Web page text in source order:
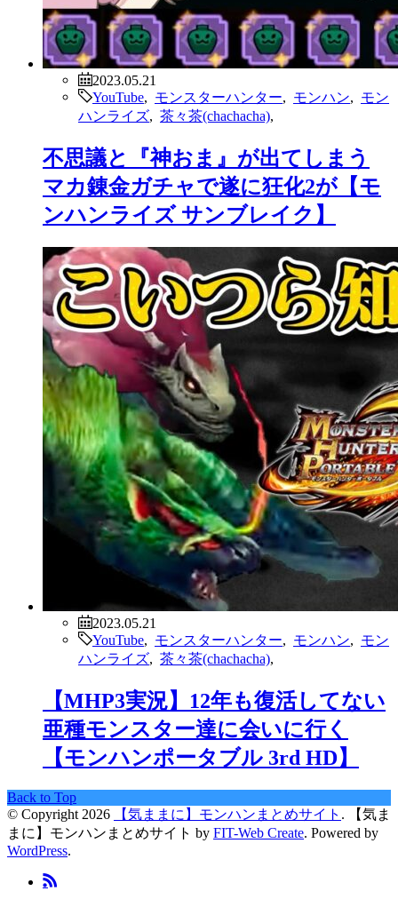
2023.05.21
YouTube
モンスターハンター モンハン
モン
ハンライズ
茶々茶(chachacha)
不思議と『神おま』が出てしまう
マカ錬金ガチャで遂に狂化2が【モ
ンハンライズ サンブレイク】
2023.05.21
YouTube
モンスターハンター モンハン
モン
ハンライズ
茶々茶(chachacha)
【MHP3実況】12年も復活してない
亜種モンスター達に会いに行く
【モンハンポータブル 3rd HD】
Back to Top
© Copyright 2026
【気ままに】モンハンまとめサイト .
【気ま
まに】モンハンまとめサイト by FIT-Web Create. Powered by
WordPress.